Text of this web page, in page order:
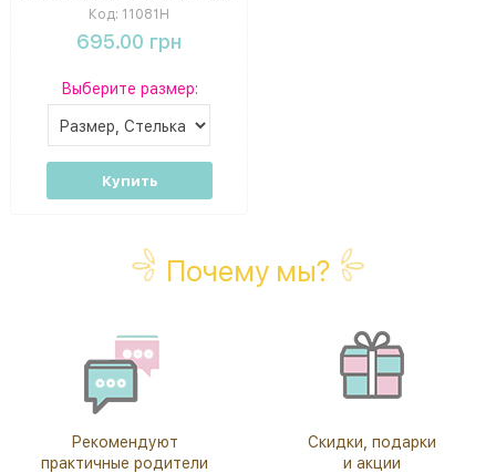
Код: 11081H
695.00 грн
Выберите размер:
Купить
Почему мы?
Рекомендуют
практичные родители
Скидки, подарки
и акции